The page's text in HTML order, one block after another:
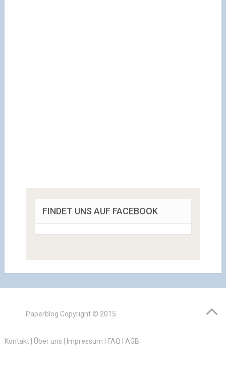
FINDET UNS AUF FACEBOOK
Paperblog Copyright © 2015.
Kontakt| Über uns Impressum FAQ AGB